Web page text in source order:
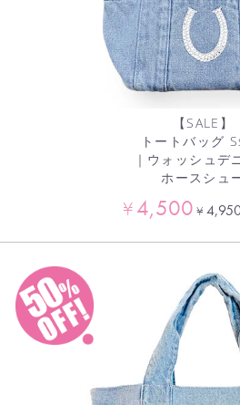
【SALE】
トートバッグ
｜ウォッシュデ
ホースシュ
¥4,500 ¥